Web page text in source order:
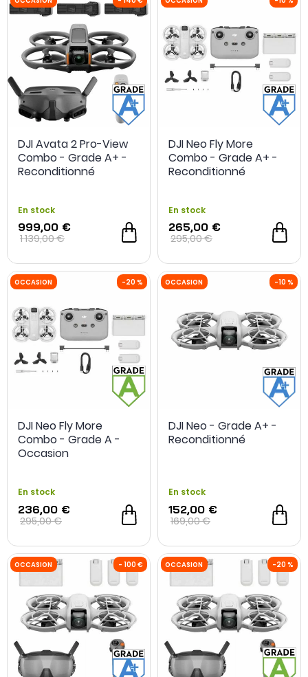
OCCASION - 180 € OCCASION
OCCASION - 140 €
DJI Avata 2 Pro-View
Combo - Grade A+ -
Reconditionné
En stock
999,00 €
1 139,00 €
OCCASION
DJI Neo Fly More
Combo - Grade A+ -
Reconditionné
En stock
265,00 €
295,00 €
DJI Neo Fly More
Combo - Grade A -
Occasion
En stock
236,00 €
295,00 €
DJI Neo - Grade A+ -
Reconditionné
En stock
152,00 €
169,00 €